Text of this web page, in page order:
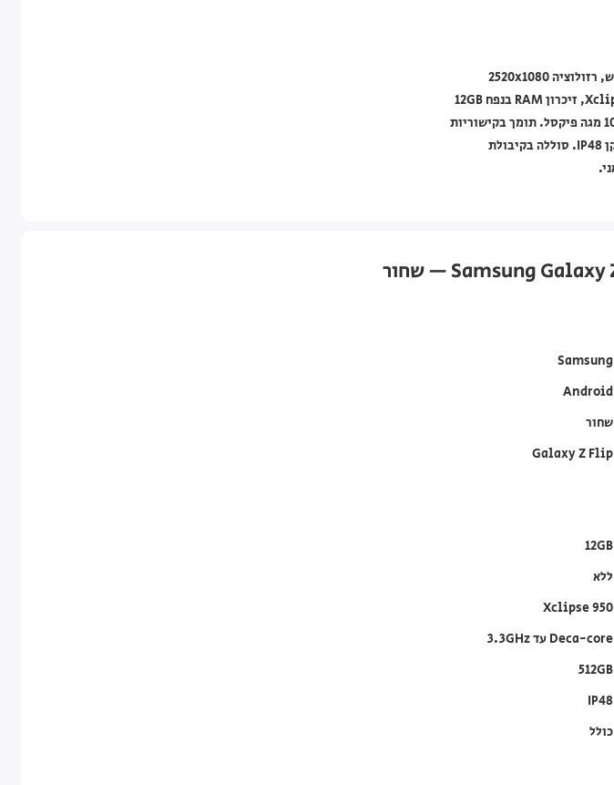
טלפון חכם Samsung מסדרת Galaxy Z Flip בצבע שחור, עם מסך Dynamic AMOLED 2X בגודל 6.9 אינטש, רזולוציה 2520x1080
פיקסלים וקצב רענון של 120Hz. מצויד במעבד Exynos 2500 עם 10 ליבות (עד 3.3GHz) ומאיץ גרפי Xclipse 950, זיכרון RAM בנפח 12GB
ואחסון פנימי של 512GB ללא אפשרות הרחבה. כולל מצלמה ראשית כפולה 50+12 מגה פיקסל ומצלמה קדמית 10 מגה פיקסל. תומך בקישוריות
5G, WiFi, NFC, ובתצורת Dual SIM עם eSIM. כולל קורא טביעת אצבע, טעינה אלחוטית ועמידות במים בתקן IP48. סוללה בקיבולת
Samsung
Android
שחור
Galaxy Z Flip
12GB
ללא
Xclipse 950
Deca-core עד 3.3GHz
512GB
IP48
כולל